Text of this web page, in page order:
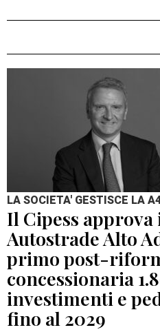
LA SOCIETA' GESTISCE LA
Il Cipess approva
Autostrade Alto
primo post-
concessionaria
investimenti e
fino al 2029